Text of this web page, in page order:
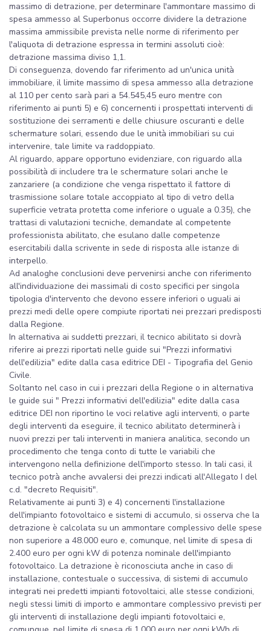
massimo di detrazione, per determinare l'ammontare massimo di
spesa ammesso al Superbonus occorre dividere la detrazione
massima ammissibile prevista nelle norme di riferimento per
l'aliquota di detrazione espressa in termini assoluti cioè:
detrazione massima diviso 1,1.
Di conseguenza, dovendo far riferimento ad un'unica unità
immobiliare, il limite massimo di spesa ammesso alla detrazione
al 110 per cento sarà pari a 54.545,45 euro mentre con
riferimento ai punti 5) e 6) concernenti i prospettati interventi di
sostituzione dei serramenti e delle chiusure oscuranti e delle
schermature solari, essendo due le unità immobiliari su cui
intervenire, tale limite va raddoppiato.
Al riguardo, appare opportuno evidenziare, con riguardo alla
possibilità di includere tra le schermature solari anche le
zanzariere (a condizione che venga rispettato il fattore di
trasmissione solare totale accoppiato al tipo di vetro della
superficie vetrata protetta come inferiore o uguale a 0.35), che
trattasi di valutazioni tecniche, demandate al competente
professionista abilitato, che esulano dalle competenze
esercitabili dalla scrivente in sede di risposta alle istanze di
interpello.
Ad analoghe conclusioni deve pervenirsi anche con riferimento
all'individuazione dei massimali di costo specifici per singola
tipologia d'intervento che devono essere inferiori o uguali ai
prezzi medi delle opere compiute riportati nei prezzari predisposti
dalla Regione.
In alternativa ai suddetti prezzari, il tecnico abilitato si dovrà
riferire ai prezzi riportati nelle guide sui "Prezzi informativi
dell'edilizia" edite dalla casa editrice DEI - Tipografia del Genio
Civile.
Soltanto nel caso in cui i prezzari della Regione o in alternativa
le guide sui " Prezzi informativi dell'edilizia" edite dalla casa
editrice DEI non riportino le voci relative agli interventi, o parte
degli interventi da eseguire, il tecnico abilitato determinerà i
nuovi prezzi per tali interventi in maniera analitica, secondo un
procedimento che tenga conto di tutte le variabili che
intervengono nella definizione dell'importo stesso. In tali casi, il
tecnico potrà anche avvalersi dei prezzi indicati all'Allegato I del
c.d. "decreto Requisiti".
Relativamente ai punti 3) e 4) concernenti l'installazione
dell'impianto fotovoltaico e sistemi di accumulo, si osserva che la
detrazione è calcolata su un ammontare complessivo delle spese
non superiore a 48.000 euro e, comunque, nel limite di spesa di
2.400 euro per ogni kW di potenza nominale dell'impianto
fotovoltaico. La detrazione è riconosciuta anche in caso di
installazione, contestuale o successiva, di sistemi di accumulo
integrati nei predetti impianti fotovoltaici, alle stesse condizioni,
negli stessi limiti di importo e ammontare complessivo previsti per
gli interventi di installazione degli impianti fotovoltaici e,